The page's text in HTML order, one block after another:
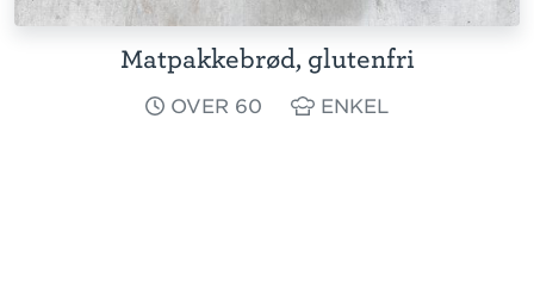
Matpakkebrød, glutenfri
OVER 60 ENKEL